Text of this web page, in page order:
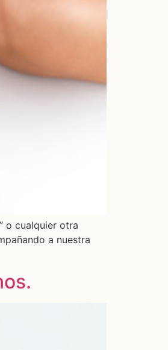
o cualquier otra
a nuestra